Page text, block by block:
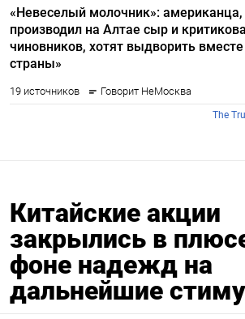
Китайские акции
закрылись в
фоне надежд на
дальнейшие